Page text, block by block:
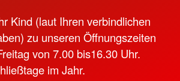
Kind (laut Ihren verbindlichen
zu unseren Öffnungszeiten
von 7.00 bis16.30 Uhr.
im Jahr.